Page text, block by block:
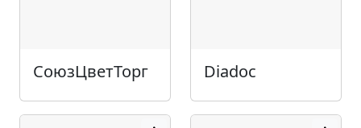
СоюзЦветТорг Diadoc